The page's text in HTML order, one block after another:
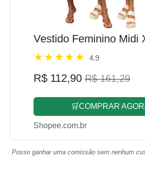
Vestido Feminino Midi
4.9
R$ 112,90 R$ 161,29
🛒COMPRAR
Shopee.com.br
Posso ganhar uma comissão sem nenhum